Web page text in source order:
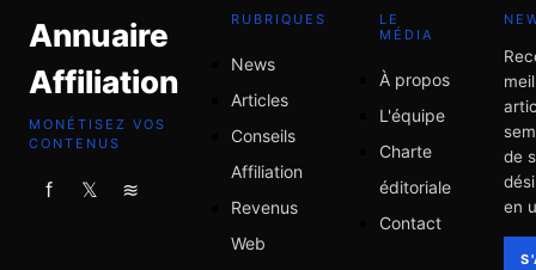
Annuaire
Affiliation
MONÉTISEZ VOS
CONTENUS
f 𝕏 ≋
RUBRIQUES
News
Articles
Conseils
Affiliation
Revenus
Web
LE
MÉDIA
À propos
L'équipe
Charte
éditoriale
Contact
de
en